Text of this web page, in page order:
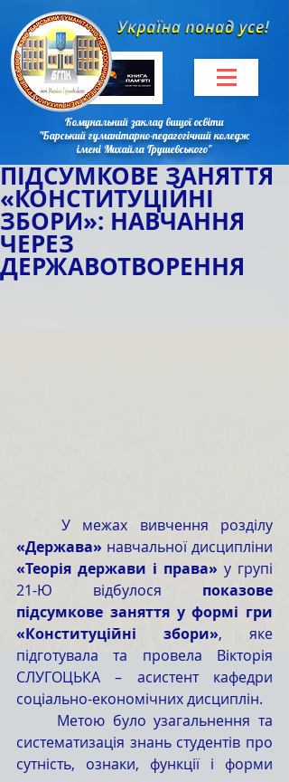
Комунальний заклад вищої освіти
"Барський гуманітарно-педагогічний коледж
імені Михайла Грушевського"
ПІДСУМКОВЕ ЗАНЯТТЯ
«КОНСТИТУЦІЙНІ
ЗБОРИ»: НАВЧАННЯ
ЧЕРЕЗ
ДЕРЖАВОТВОРЕННЯ
«Держава»
«Теорія держави і права» у групі
21-Ю відбулося показове
підсумкове заняття у формі гри
«Конституційні збори», яке
підготувала та провела Вікторія
СЛУГОЦЬКА – асистент кафедри
соціально-економічних дисциплін.
систематизація знань студентів про
сутність, ознаки, функції і форми